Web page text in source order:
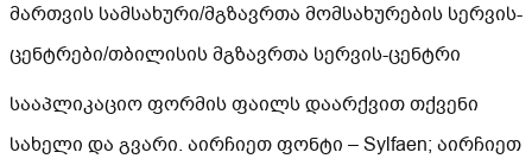
მართვის სამსახური/მგზავრთა მომსახურების სერვის-
ცენტრები/თბილისის მგზავრთა სერვის-ცენტრი
სააპლიკაციო ფორმის ფაილს დაარქვით თქვენი
სახელი და გვარი. აირჩიეთ ფონტი – Sylfaen; აირჩიეთ